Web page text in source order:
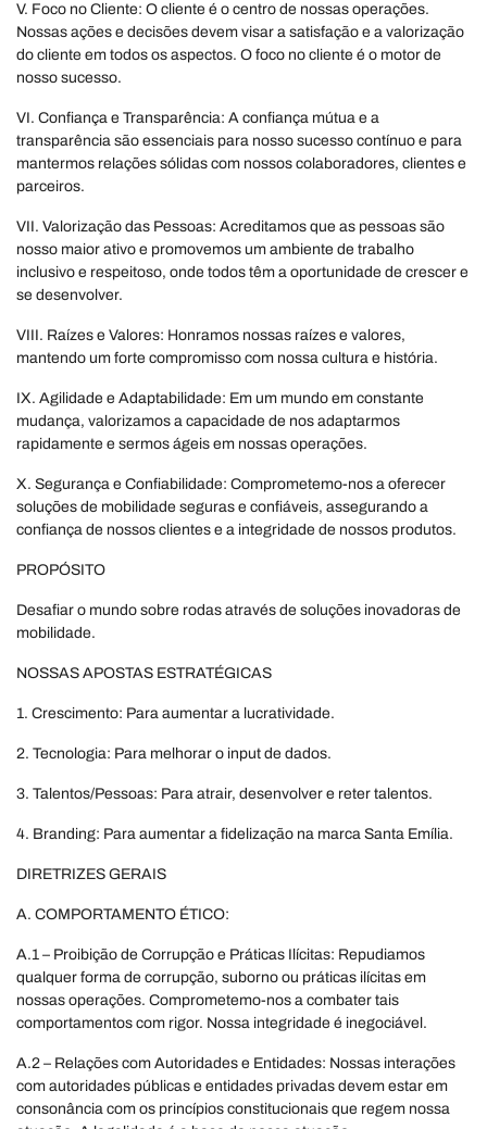
V. Foco no Cliente: O cliente é o centro de nossas operações.
Nossas ações e decisões devem visar a satisfação e a valorização
do cliente em todos os aspectos. O foco no cliente é o motor de
nosso sucesso.
VI. Confiança e Transparência: A confiança mútua e a
transparência são essenciais para nosso sucesso contínuo e para
mantermos relações sólidas com nossos colaboradores, clientes e
parceiros.
VII. Valorização das Pessoas: Acreditamos que as pessoas são
nosso maior ativo e promovemos um ambiente de trabalho
inclusivo e respeitoso, onde todos têm a oportunidade de crescer e
se desenvolver.
VIII. Raízes e Valores: Honramos nossas raízes e valores,
mantendo um forte compromisso com nossa cultura e história.
IX. Agilidade e Adaptabilidade: Em um mundo em constante
mudança, valorizamos a capacidade de nos adaptarmos
rapidamente e sermos ágeis em nossas operações.
X. Segurança e Confiabilidade: Comprometemo-nos a oferecer
soluções de mobilidade seguras e confiáveis, assegurando a
confiança de nossos clientes e a integridade de nossos produtos.
PROPÓSITO
Desafiar o mundo sobre rodas através de soluções inovadoras de
mobilidade.
NOSSAS APOSTAS ESTRATÉGICAS
1. Crescimento: Para aumentar a lucratividade.
2. Tecnologia: Para melhorar o input de dados.
3. Talentos/Pessoas: Para atrair, desenvolver e reter talentos.
4. Branding: Para aumentar a fidelização na marca Santa Emília.
DIRETRIZES GERAIS
A. COMPORTAMENTO ÉTICO:
A.1 – Proibição de Corrupção e Práticas Ilícitas: Repudiamos
qualquer forma de corrupção, suborno ou práticas ilícitas em
nossas operações. Comprometemo-nos a combater tais
comportamentos com rigor. Nossa integridade é inegociável.
A.2 – Relações com Autoridades e Entidades: Nossas interações
com autoridades públicas e entidades privadas devem estar em
consonância com os princípios constitucionais que regem nossa